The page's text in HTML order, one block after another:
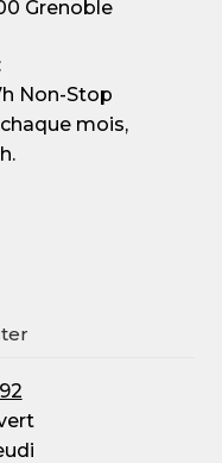
Grenoble
Non-Stop
mois,